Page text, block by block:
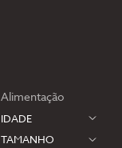
Alimentação
IDADE
TAMANHO